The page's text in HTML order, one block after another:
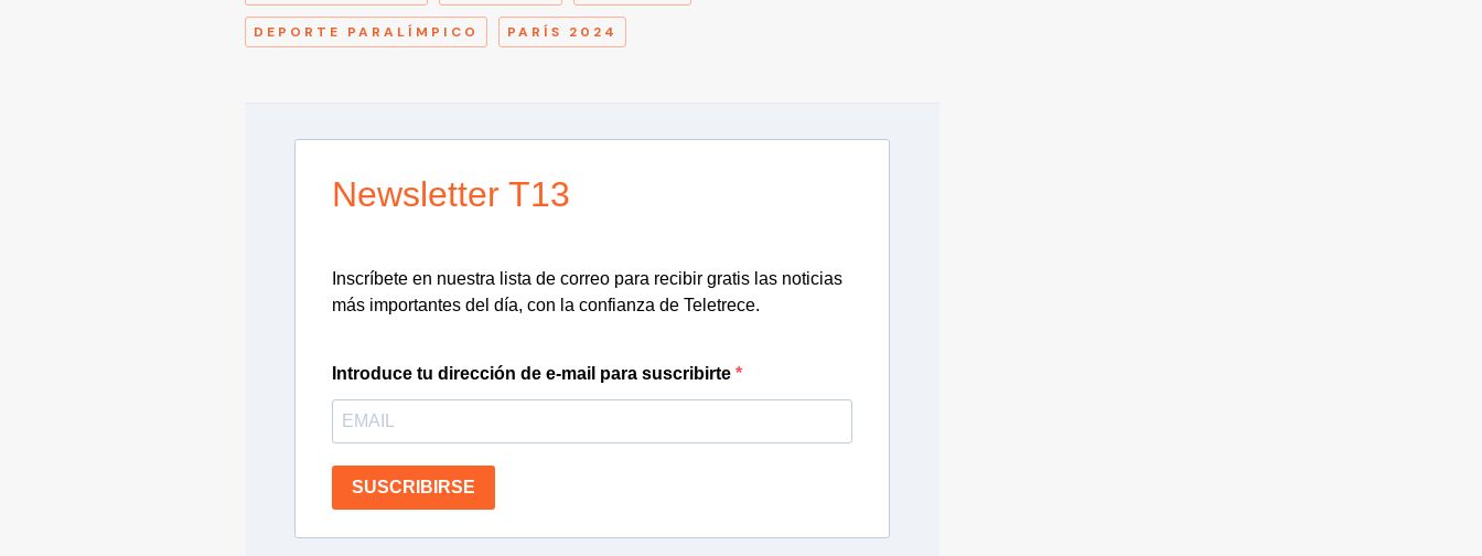
DEPORTE PARALÍMPICO PARÍS 2024
Newsletter T13
Inscríbete en nuestra lista de correo para recibir gratis las noticias
más importantes del día, con la confianza de Teletrece.
Introduce tu dirección de e-mail para suscribirte
SUSCRIBIRSE